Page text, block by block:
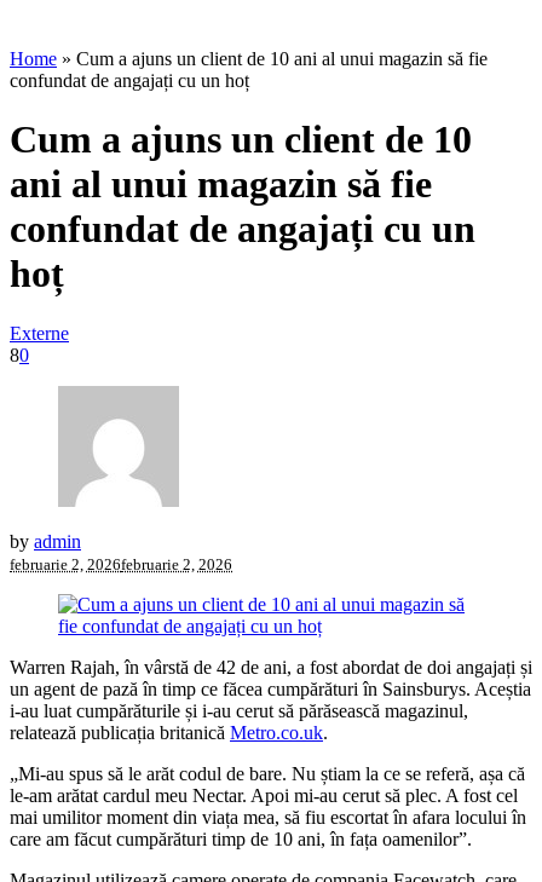
Home » Cum a ajuns un client de 10 ani al unui magazin să fie
confundat de angajați cu un hoț
Cum a ajuns un client de 10
ani al unui magazin să fie
confundat de angajați cu un
hoț
Externe
80
by admin
februarie 2, 2026februarie 2, 2026
Warren Rajah, în vârstă de 42 de ani, a fost abordat de doi angajați și
un agent de pază în timp ce făcea cumpărături în Sainsburys. Aceștia
i-au luat cumpărăturile și i-au cerut să părăsească magazinul,
relatează publicația britanică Metro.co.uk.
„Mi-au spus să le arăt codul de bare. Nu știam la ce se referă, așa că
le-am arătat cardul meu Nectar. Apoi mi-au cerut să plec. A fost cel
mai umilitor moment din viața mea, să fiu escortat în afara locului în
care am făcut cumpărături timp de 10 ani, în fața oamenilor”.